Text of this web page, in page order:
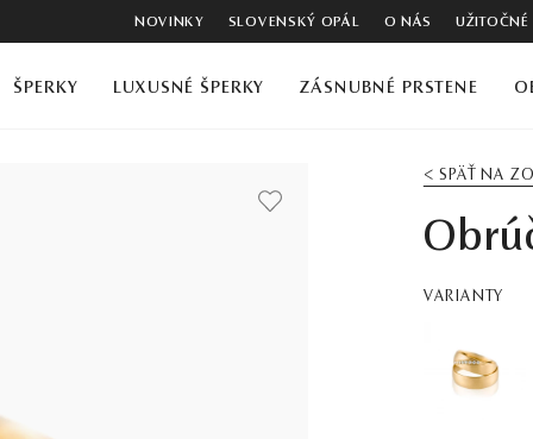
NOVINKY SLOVENSKÝ OPÁL O NÁS
ŠPERKY LUXUSNÉ ŠPERKY ZÁSNUBNÉ PRSTENE
< SPÄŤ NA
VARIANTY